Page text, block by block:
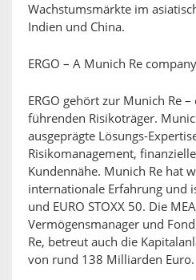
Wachstumsmärkte im
Indien und China.
ERGO – A Munich Re
ERGO gehört zur Munich Re
führenden Risikoträger.
ausgeprägte Lösungs-
Risikomanagement,
Kundennähe. Munich Re hat
internationale Erfahrung und
und EURO STOXX 50. Die
Vermögensmanager und
Re, betreut auch die
von rund 138 Milliarden Euro.